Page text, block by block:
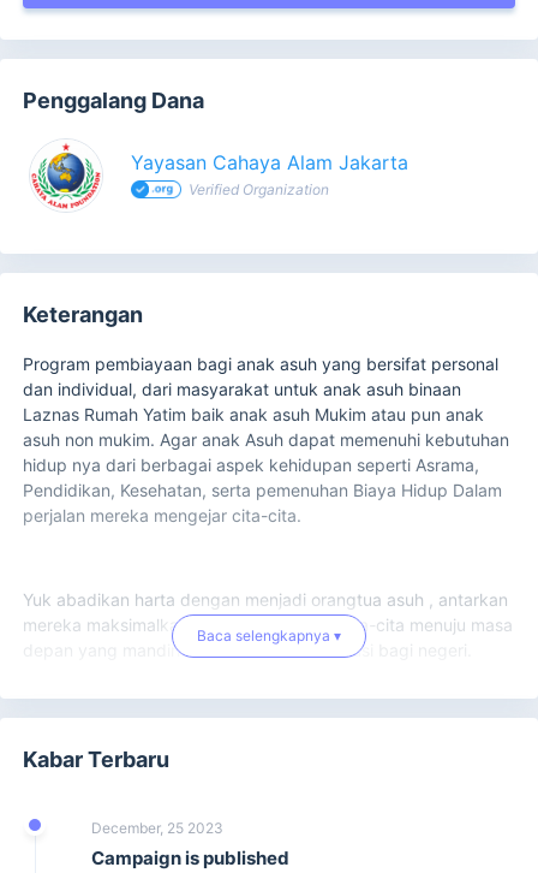
Penggalang Dana
Yayasan Cahaya Alam Jakarta
Verified Organization
Keterangan
Program pembiayaan bagi anak asuh yang bersifat personal
dan individual, dari masyarakat untuk anak asuh binaan
Laznas Rumah Yatim baik anak asuh Mukim atau pun anak
asuh non mukim. Agar anak Asuh dapat memenuhi kebutuhan
hidup nya dari berbagai aspek kehidupan seperti Asrama,
Pendidikan, Kesehatan, serta pemenuhan Biaya Hidup Dalam
perjalan mereka mengejar cita-cita.
Yuk abadikan harta dengan menjadi orangtua asuh , antarkan
mereka maksimalkan potensi dan gapai cita-cita menuju masa
depan yang mandiri serta memiliki kontribusi bagi negeri.
Baca selengkapnya ▾
Kabar Terbaru
December, 25 2023
Campaign is published